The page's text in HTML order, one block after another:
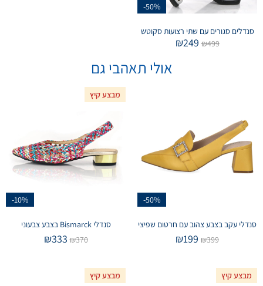
-50%
סנדלים סגורים עם שתי רצועות סקוטש
₪499
₪249
אולי תאהבי גם
-50%
סנדלי עקב בצבע צהוב עם חרטום שפיצי
₪399
₪199
מבצע קיץ
-10%
סנדלי Bismarck בצבע צבעוני
₪370
₪333
מבצע קיץ מבצע קיץ